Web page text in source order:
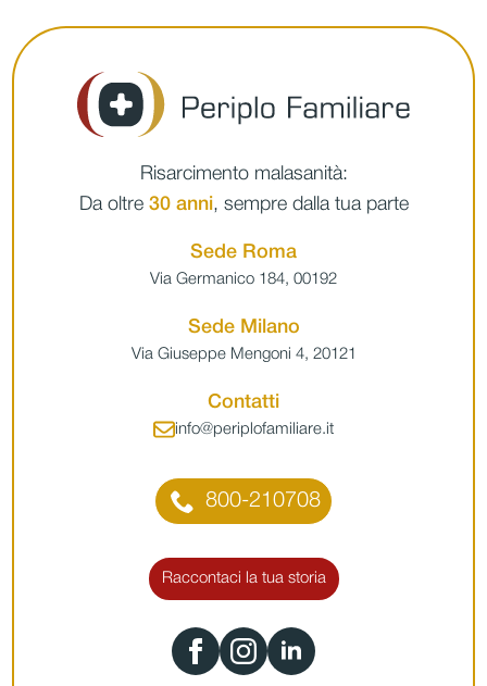
Risarcimento malasanità:
Da oltre 30 anni, sempre dalla tua parte
Sede Roma
Via Germanico 184, 00192
Sede Milano
Via Giuseppe Mengoni 4, 20121
Contatti
info@periplofamiliare.it
800-210708
Raccontaci la tua storia